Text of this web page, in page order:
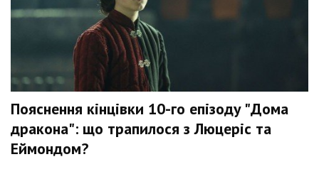
Пояснення кінцівки 10-го епізоду "Дома
дракона": що трапилося з Люцеріс та
Еймондом?